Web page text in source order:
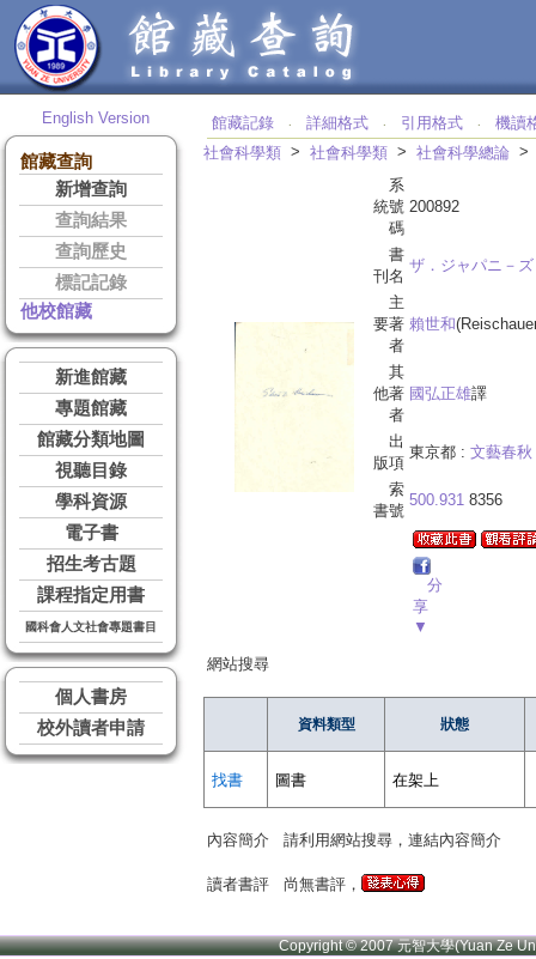
English Version
館藏查詢
新增查詢
查詢結果
查詢歷史
標記記錄
他校館藏
新進館藏
專題館藏
館藏分類地圖
視聽目錄
學科資源
電子書
招生考古題
課程指定用書
國科會人文社會專題書目
個人書房
校外讀者申請
館藏記錄 ‧ 詳細格式 ‧ 引用格式 ‧
機讀
社會科學類 > 社會科學類 > 社會科學總論
系
統號
碼
200892
書
刊名
ザ．ジャパニ－ズ
主
要著
者
賴世和
其
他著
者
國弘正雄譯
出
版項
東京都 : 文藝春秋
索
書號
500.931 8356
分
享
▼
網站搜尋
資料類型 狀態
找書 圖書 在架上
內容簡介 請利用網站搜尋，連結內容簡介
讀者書評 尚無書評，
Copyright © 2007 元智大學(Yuan Ze